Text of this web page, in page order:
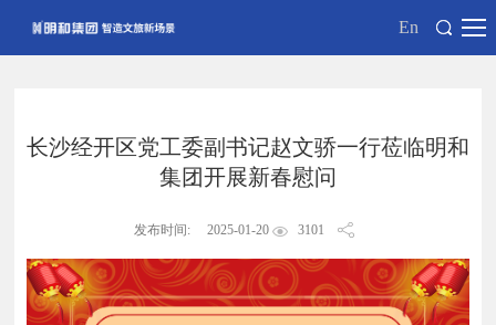
En
长沙经开区党工委副书记赵文骄一行莅临明和
集团开展新春慰问
发布时间: 2025-01-20 3101